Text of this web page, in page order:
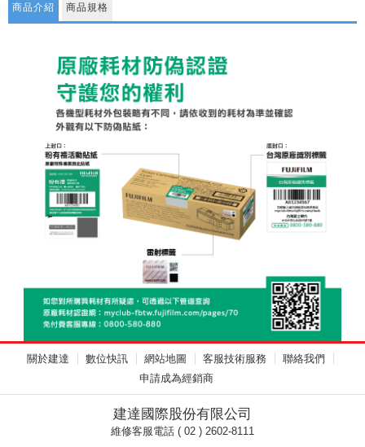
商品介紹 商品規格
關於建達 數位快訊 網站地圖 客服技術服務
聯絡我們
申請成為經銷商
建達國際股份有限公司
維修客服電話 ( 02 ) 2602-8111